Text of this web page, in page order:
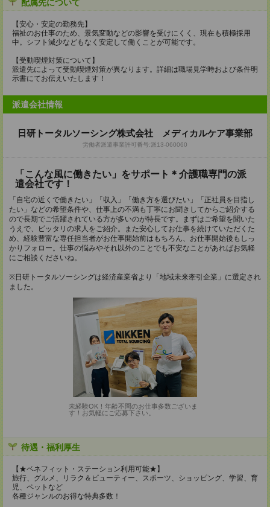
配属先について
【安心・安定の勤務先】
福祉のお仕事のため、景気変動などの影響を受けにくく、現在も積極採用
中。シフト減少などもなく安定して働くことが可能です。
【受動喫煙対策について】
派遣先によって受動喫煙対策が異なります。詳細は職場見学時および条件明
示書にてお伝えいたします！
派遣会社情報
日研トータルソーシング株式会社 メディカルケア事業部
労働者派遣事業許可番号:派13-060060
「こんな風に働きたい」をサポート＊介護職専門の派
遣会社です！
「自宅の近くで働きたい」「収入」「働き方を選びたい」「正社員を目指し
たい」などの希望条件や、仕事上の不満も丁寧にお聞きしてからご紹介する
ので長期でご活躍されている方が多いのが特長です。まずはご希望を聞いた
うえで、ピッタリの求人をご紹介。また安心してお仕事を続けていただくた
め、経験豊富な専任担当者がお仕事開始前はもちろん、お仕事開始後もしっ
かりフォロー。仕事の悩みやそれ以外のことでも不安なことがあればお気軽
にご相談くださいね。
※日研トータルソーシングは経済産業省より「地域未来牽引企業」に選定され
ました。
未経験OK！年齢不問のお仕事多数ございま
す！お気軽にご応募下さい。
待遇・福利厚生
【★ベネフィット・ステーション利用可能★】
旅行、グルメ、リラク＆ビューティー、スポーツ、ショッピング、学習、育
児、ペットなど
各種ジャンルのお得な特典多数！